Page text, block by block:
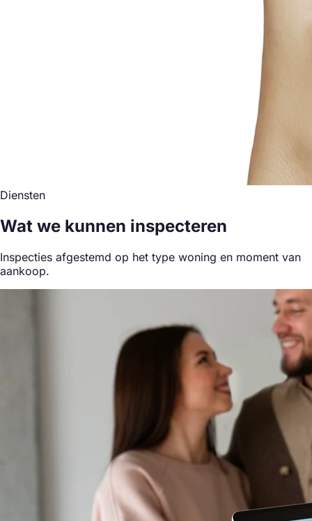
Diensten
Wat we kunnen inspecteren
Inspecties afgestemd op het type woning en moment van
aankoop.